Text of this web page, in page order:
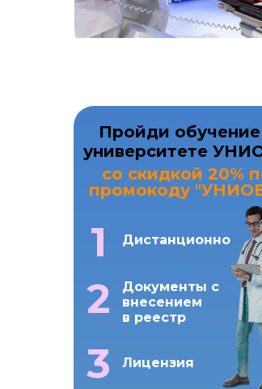
Пройди обучение
университете
со скидкой 20%
промокоду
1
2
3
Дистанционно
Документы с
внесением
в реестр
Лицензия